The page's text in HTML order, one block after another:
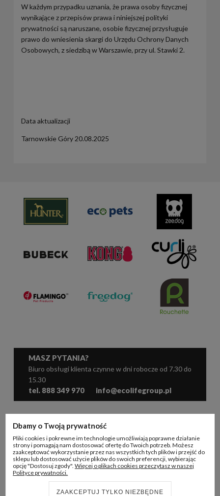
W każdym przypadku uznania, że prawa osoby fizycznej
wynikające z przepisów prawa i niniejszej polityki
prywatności są naruszane, osobie fizycznej przysługuje
prawo do wniesienia skargi do Urzędu Ochrony Danych
Osobowych, z siedzibą w Warszawie, przy ul. Stawki 2.
Data aktualizacji
Tarnowskie Góry 20.08.2025
MASZ PYTANIA?
Biuro obsługi klienta czynne w dni robocze od 7.30 do
15.30
tel. 888 349 970 info@ecolifegroup.pl
KONTO B2B
INFORMACJE
Dbamy o Twoją prywatność
Pliki cookies i pokrewne im technologie umożliwiają poprawne działanie
strony i pomagają nam dostosować ofertę do Twoich potrzeb. Możesz
zaakceptować wykorzystanie przez nas wszystkich tych plików i przejść do
sklepu lub dostosować użycie plików do swoich preferencji, wybierając
opcję "Dostosuj zgody". Więcej o plikach cookies przeczytasz w naszej
Polityce prywatności.
ZAAKCEPTUJ TYLKO NIEZBĘDNE